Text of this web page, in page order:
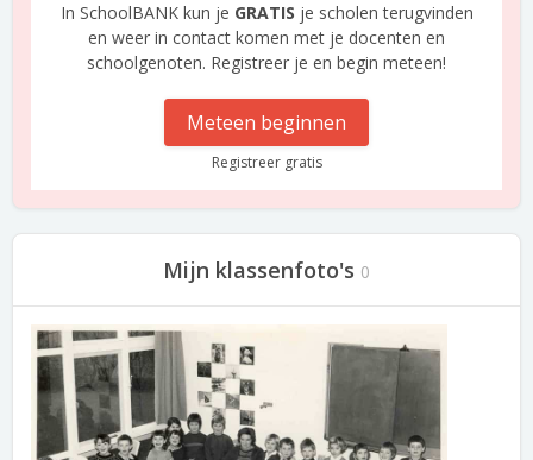
In SchoolBANK kun je GRATIS je scholen terugvinden
en weer in contact komen met je docenten en
schoolgenoten. Registreer je en begin meteen!
Meteen beginnen
Registreer gratis
Mijn klassenfoto's 0